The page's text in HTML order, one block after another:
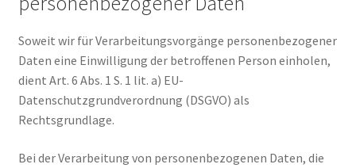
Soweit wir für Verarbeitungsvorgänge personenbezogener
Daten eine Einwilligung der betroffenen Person einholen,
dient Art. 6 Abs. 1 S. 1 lit. a) EU-
Datenschutzgrundverordnung (DSGVO) als
Rechtsgrundlage.
Bei der Verarbeitung von personenbezogenen Daten, die